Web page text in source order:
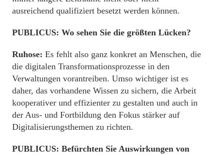
ausreichend qualifiziert besetzt werden können.
PUBLICUS: Wo sehen Sie die größten Lücken?
Ruhose: Es fehlt also ganz konkret an Menschen, die
die digitalen Transformationsprozesse in den
Verwaltungen vorantreiben. Umso wichtiger ist es
daher, das vorhandene Wissen zu sichern, die Arbeit
kooperativer und effizienter zu gestalten und auch in
der Aus- und Fortbildung den Fokus stärker auf
Digitalisierungsthemen zu richten.
PUBLICUS: Befürchten Sie Auswirkungen von